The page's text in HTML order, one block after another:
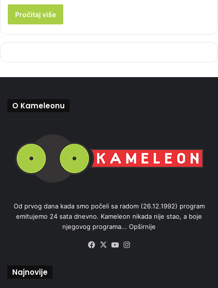
Pročitaj više
O Kameleonu
Od prvog dana kada smo počeli sa radom (26.12.1992) program
emitujemo 24 sata dnevno. Kameleon nikada nije stao, a boje
njegovog programa... Opširnije
Facebook
X YouTube
Najnovije